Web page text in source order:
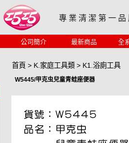
專 業 清 潔 第 一 品
公司簡介 最新商品 全
首頁 > K.家庭工具類 > K1.浴廁工具
W5445/甲克虫兒童青蛙座便器